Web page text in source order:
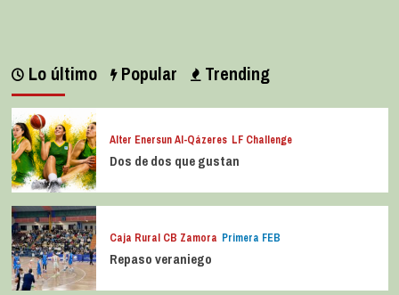
Lo último Popular Trending
Alter Enersun Al-Qázeres LF Challenge
Dos de dos que gustan
Caja Rural CB Zamora Primera FEB
Repaso veraniego